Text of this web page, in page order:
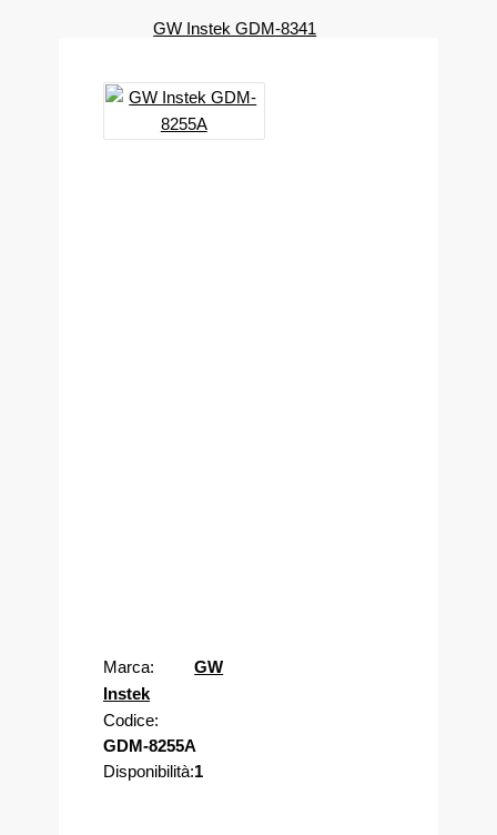
GW Instek GDM-8341
Marca:
GW
Instek
Codice:
GDM-8255A
Disponibilità:1